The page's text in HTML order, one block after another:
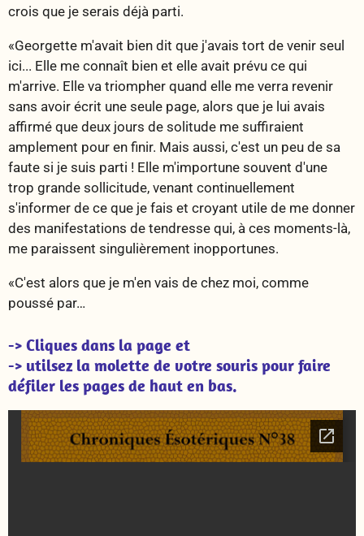
crois que je serais déjà parti.
«Georgette m'avait bien dit que j'avais tort de venir seul
ici... Elle me connaît bien et elle avait prévu ce qui
m'arrive. Elle va triompher quand elle me verra revenir
sans avoir écrit une seule page, alors que je lui avais
affirmé que deux jours de solitude me suffiraient
amplement pour en finir. Mais aussi, c'est un peu de sa
faute si je suis parti ! Elle m'importune souvent d'une
trop grande sollicitude, venant continuellement
s'informer de ce que je fais et croyant utile de me donner
des manifestations de tendresse qui, à ces moments-là,
me paraissent singulièrement inopportunes.
«C'est alors que je m'en vais de chez moi, comme
poussé par…
-> Cliques dans la page et
-> utilsez la molette de votre souris pour faire
défiler les pages de haut en bas.